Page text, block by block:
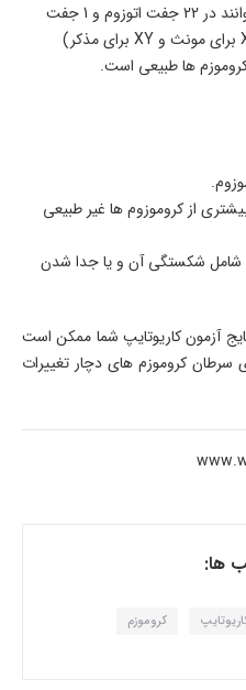
46 کروموزم وجود دارد که می توانند در 22 جفت اتوزوم و 1 جفت
ها طبیعی است.
از کروموزوم ها غیر طبیعی
شامل شکستگی آن و یا جدا شدن
آزمون کاریوتایپ شما ممکن است
سرطان کروموزم های دچار تغییرات
ها:
کروموزم